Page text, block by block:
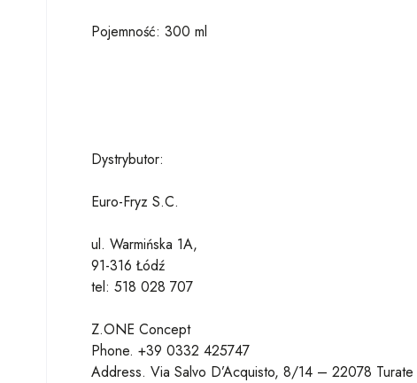
Pojemność: 300 ml
Dystrybutor:
Euro-Fryz S.C.
ul. Warmińska 1A,
91-316 Łódź
tel: 518 028 707
Z.ONE Concept
Phone. +39 0332 425747
Address. Via Salvo D’Acquisto, 8/14 – 22078